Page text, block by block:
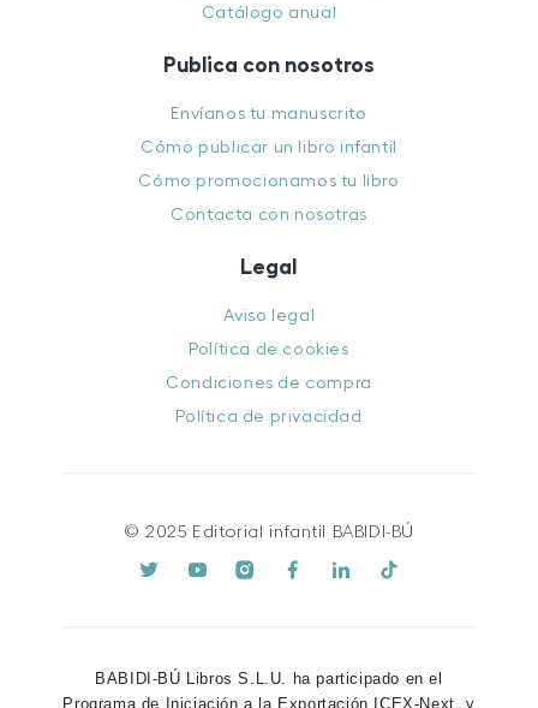
Catálogo anual
Publica con nosotros
Envíanos tu manuscrito
Cómo publicar un libro infantil
Cómo promocionamos tu libro
Contacta con nosotras
Legal
Aviso legal
Política de cookies
Condiciones de compra
Política de privacidad
© 2025 Editorial infantil BABIDI-BÚ
BABIDI-BÚ Libros S.L.U. ha participado en el
Programa de Iniciación a la Exportación ICEX-Next, y